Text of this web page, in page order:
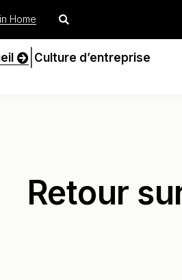
Home
Culture d’entreprise
Retour